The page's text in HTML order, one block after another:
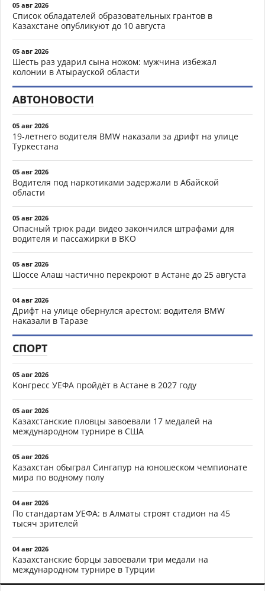
05 авг 2026
Список обладателей образовательных грантов в
Казахстане опубликуют до 10 августа
05 авг 2026
Шесть раз ударил сына ножом: мужчина избежал
колонии в Атырауской области
АВТОНОВОСТИ
05 авг 2026
19-летнего водителя BMW наказали за дрифт на улице
Туркестана
05 авг 2026
Водителя под наркотиками задержали в Абайской
области
05 авг 2026
Опасный трюк ради видео закончился штрафами для
водителя и пассажирки в ВКО
05 авг 2026
Шоссе Алаш частично перекроют в Астане до 25 августа
04 авг 2026
Дрифт на улице обернулся арестом: водителя BMW
наказали в Таразе
СПОРТ
05 авг 2026
Конгресс УЕФА пройдёт в Астане в 2027 году
05 авг 2026
Казахстанские пловцы завоевали 17 медалей на
международном турнире в США
05 авг 2026
Казахстан обыграл Сингапур на юношеском чемпионате
мира по водному полу
04 авг 2026
По стандартам УЕФА: в Алматы строят стадион на 45
тысяч зрителей
04 авг 2026
Казахстанские борцы завоевали три медали на
международном турнире в Турции